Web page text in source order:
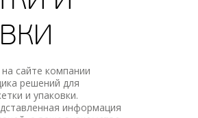
сайте компании
⁠решений для
и упаковки.
информация